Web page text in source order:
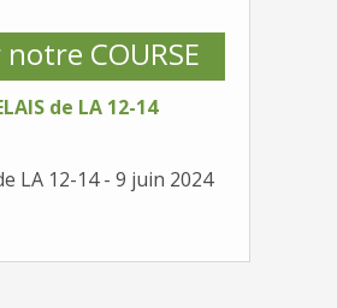
COURSE
de LA 12-14
LA 12-14 - 9 juin 2024